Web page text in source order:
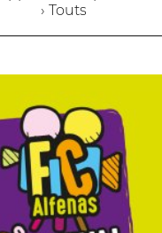
› Touts